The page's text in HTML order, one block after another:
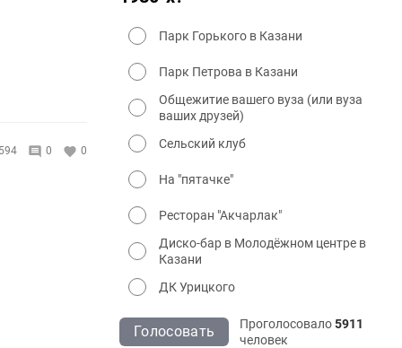
594 0 0
Парк Горького в Казани
Парк Петрова в Казани
Общежитие вашего вуза (или вуза
ваших друзей)
Сельский клуб
На "пятачке"
Ресторан "Акчарлак"
Диско-бар в Молодёжном центре в
Казани
ДК Урицкого
Голосовать Проголосовало5911
человек